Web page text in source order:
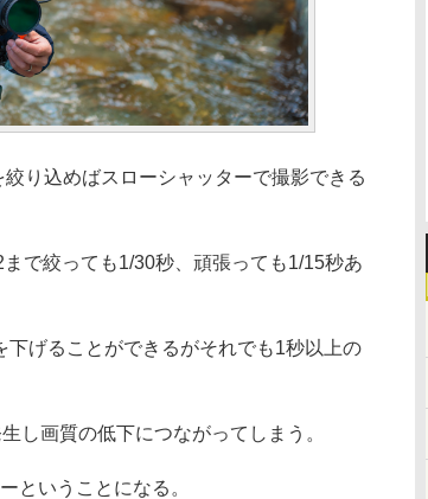
り込めばスローシャッターで撮影できる
で絞っても1/30秒、頑張っても1/15秒あ
下げることができるがそれでも1秒以上の
し画質の低下につながってしまう。
ということになる。